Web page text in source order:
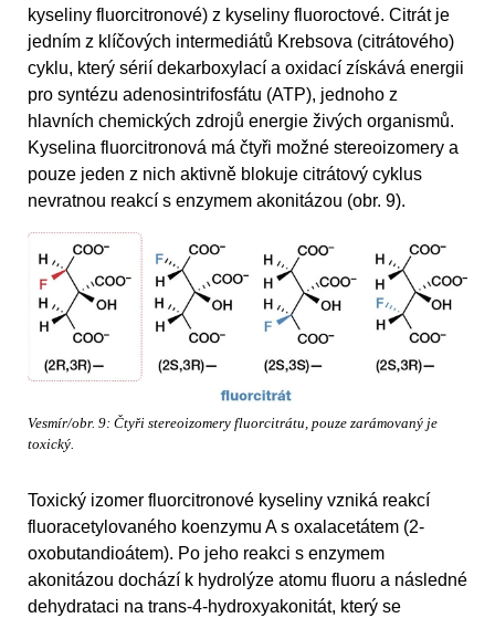
kyseliny fluorcitronové) z kyseliny fluoroctové. Citrát je
jedním z klíčových intermediátů Krebsova (citrátového)
cyklu, který sérií dekarboxylací a oxidací získává energii
pro syntézu adenosintrifosfátu (ATP), jednoho z
hlavních chemických zdrojů energie živých organismů.
Kyselina fluorcitronová má čtyři možné stereoizomery a
pouze jeden z nich aktivně blokuje citrátový cyklus
nevratnou reakcí s enzymem akonitázou (obr. 9).
Vesmír/obr. 9: Čtyři stereoizomery fluorcitrátu, pouze zarámovaný je
toxický.
Toxický izomer fluorcitronové kyseliny vzniká reakcí
fluoracetylovaného koenzymu A s oxalacetátem (2-
oxobutandioátem). Po jeho reakci s enzymem
akonitázou dochází k hydrolýze atomu fluoru a následné
dehydrataci na trans-4-hydroxyakonitát, který se